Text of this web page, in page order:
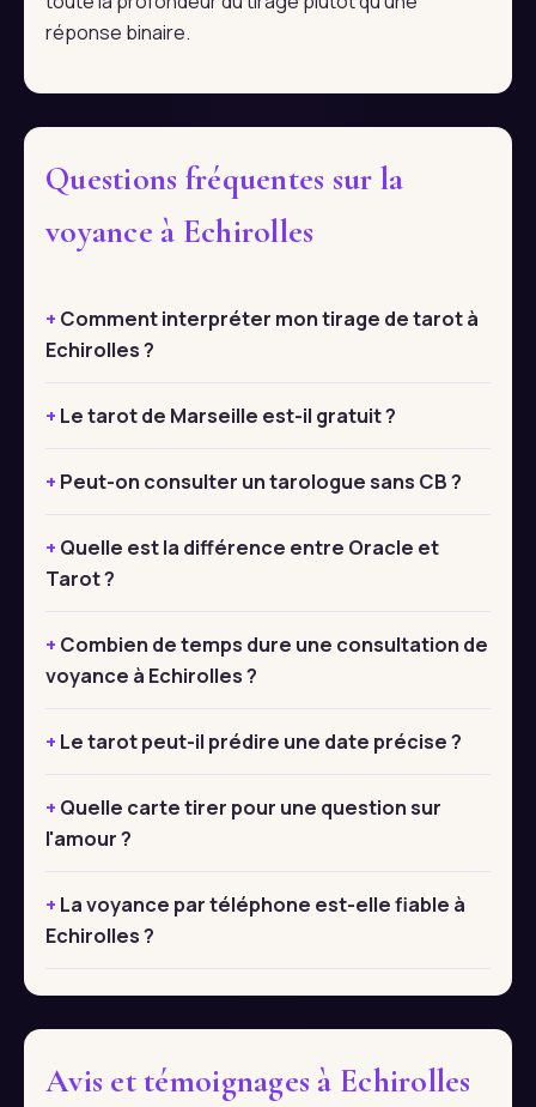
réponse binaire.
Questions fréquentes sur la
voyance à Echirolles
Comment interpréter mon tirage de tarot à
Echirolles ?
Le tarot de Marseille est-il gratuit ?
Peut-on consulter un tarologue sans CB ?
Quelle est la différence entre Oracle et
Tarot ?
Combien de temps dure une consultation de
voyance à Echirolles ?
Le tarot peut-il prédire une date précise ?
Quelle carte tirer pour une question sur
l'amour ?
La voyance par téléphone est-elle fiable à
Echirolles ?
Avis et témoignages à Echirolles